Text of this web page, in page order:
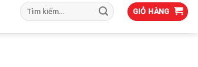
Tìm
kiếm:
GIỎ HÀNG